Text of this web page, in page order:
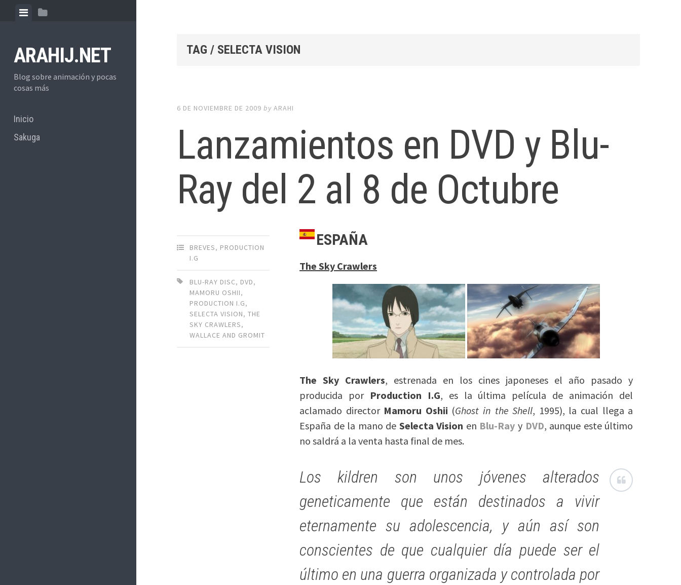
ViewView
ARAHIJ.NET
Blog sobre animación y pocas
cosas más
Inicio
Sakuga
TAG / SELECTA VISION
6 DE NOVIEMBRE DE 2009 byARAHI
Lanzamientos en DVD y Blu-
Ray del 2 al 8 de Octubre
BREVES, PRODUCTION
I.G
BLU-RAY DISC, DVD,
MAMORU OSHII,
PRODUCTION I.G,
SELECTA VISION,THE
SKY CRAWLERS,
WALLACE AND GROMIT
ESPAÑA
The Sky Crawlers
The Sky Crawlers, estrenada en los cines japoneses el año pasado y
producida por Production I.G, es la última película de animación del
aclamado director Mamoru Oshii (Ghost in the Shell, 1995), la cual llega a
España de la mano de Selecta Vision en Blu-Ray y DVD, aunque este último
no saldrá a la venta hasta final de mes.
Los kildren son unos jóvenes alterados
geneticamente que están destinados a vivir
eternamente su adolescencia, y aún así son
conscientes de que cualquier día puede ser el
último en una guerra organizada y controlada por